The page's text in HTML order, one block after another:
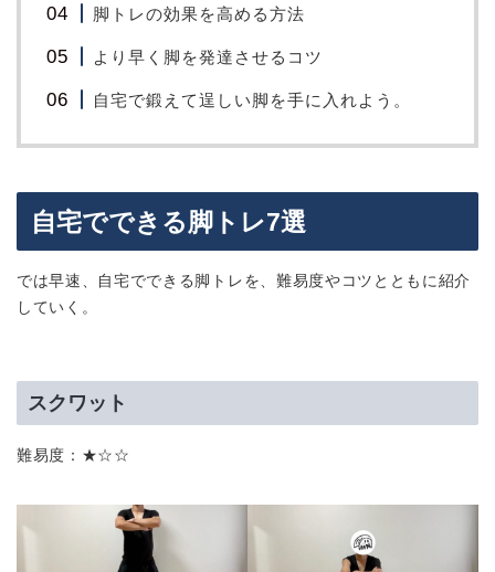
脚トレの効果を高める方法
より早く脚を発達させるコツ
自宅で鍛えて逞しい脚を手に入れよう。
自宅でできる脚トレ7選
では早速、自宅でできる脚トレを、難易度やコツとともに紹介
していく。
スクワット
難易度：★☆☆